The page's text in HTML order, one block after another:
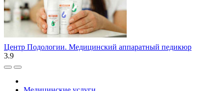
Центр Подологии. Медицинский аппаратный педикюр
3.9